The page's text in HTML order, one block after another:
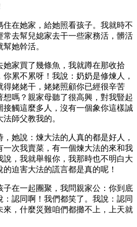
住在她家，給她照看孩子。我就時不
常去幫兒媳家去干一些家務活，髒活
她幹活。
她家買了幾條魚，我就蹲在那收拾
累不累呀！我說：奶奶是修煉人，
得姥姥干，姥姥照顧你已經很辛苦
想嗎？親家母聽了很高興，對我豎起
接觸這麼多人，沒有一個象你這樣誠
師父教我的。
她說：煉大法的人真的都是好人，
一次我賣菜，有一個煉大法的來和我
，我就舉報你，我那時也不明白大
迫害大法的謊言都是真的呢！
子在一起團聚，我問親家公：你到底
認同啊！我們都笑了。我說：認同
來，什麼災難咱們都攤不上，上天就